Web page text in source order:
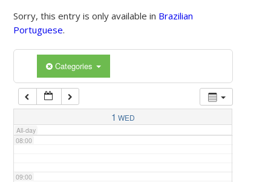
Sorry, this entry is only available in Brazilian
Portuguese.
Categories
1 WED
All-day
05:00
07:00
08:00
09:00